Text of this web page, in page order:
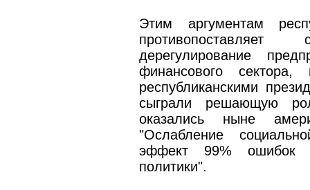
Этим аргументам
дерегулирование
финансового сектора,
республиканскими
сыграли решающую
оказались ныне
"Ослабление
эффект 99% ошибок в
политики".